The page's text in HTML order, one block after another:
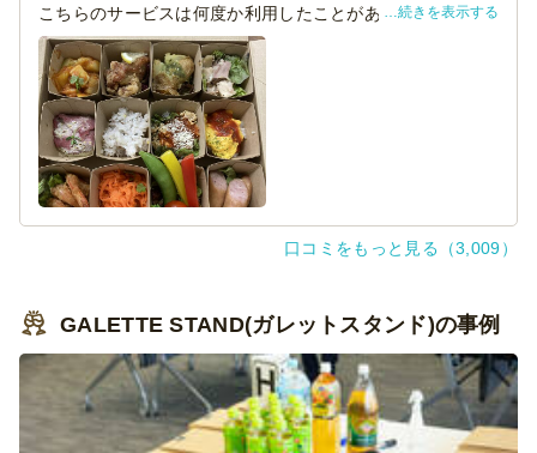
こちらのサービスは何度か利用したことがあるのですが、
今回は初めてライスボウルプランを頼みました。夜に利用
したのでお米が入ってるメニューがあるのも嬉しかったで
す。おつまみとアルコールは別で買って、ちょうど良い量
で大満喫でした。
続きを表示する
口コミをもっと見る（3,009）
GALETTE STAND(ガレットスタンド)の事例